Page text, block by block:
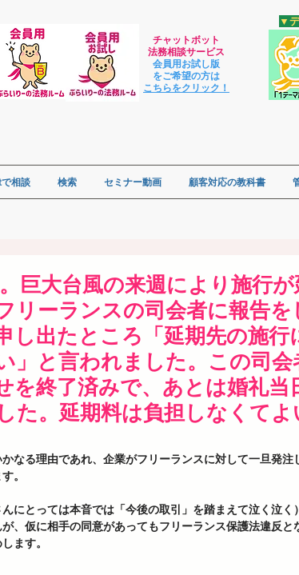
チャットボット
法務相談サービス
会員用お試し版
をご希望の方は
​こちらをクリック！
​▼
相談 検索 セミナー動画 顧客対応の教科書
巨大台風の来週により施行
リーランスの司会者に報告を
し出たところ「延期先の施行
」と言われました。この司
を終了済みで、あとは婚礼当
た。延期料は負担しなくてよ
なる理由であれ、企業がフリーランスに対して一旦発注
。
にとっては本音では「今後の取引」を踏まえて泣く泣く
、仮に相手の同意があってもフリーランス保護法違反と
ます。